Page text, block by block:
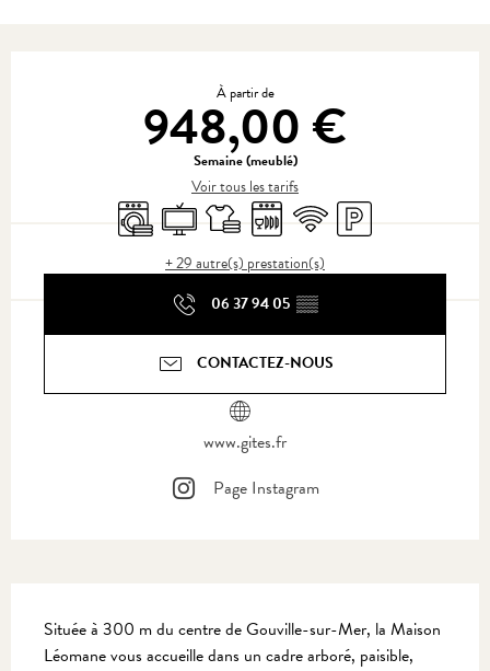
À partir de
948,00 €
Semaine (meublé)
Voir tous les tarifs
Lave lingeTélévisionDraps et linge
Lave vaisselle
WiFi Parking
+ 29 autre(s) prestation(s)
06 37 94 05 ▒▒
CONTACTEZ-NOUS
www.gites.fr
Page Instagram
Située à 300 m du centre de Gouville-sur-Mer, la Maison
Léomane vous accueille dans un cadre arboré, paisible,